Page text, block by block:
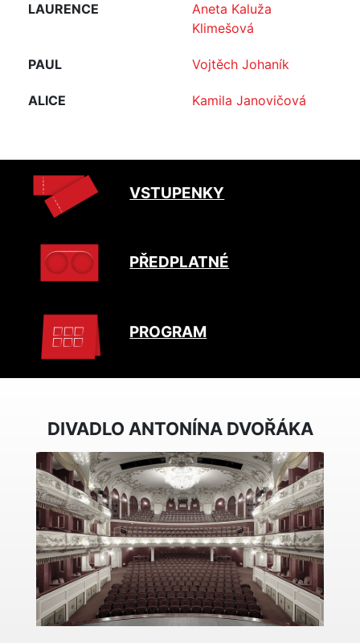
LAURENCE
Aneta Kaluža
Klimešová
PAUL Vojtěch Johaník
ALICE Kamila Janovičová
VSTUPENKY
PŘEDPLATNÉ
PROGRAM
DIVADLO ANTONÍNA DVOŘÁKA